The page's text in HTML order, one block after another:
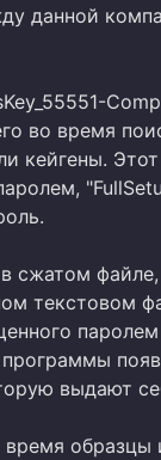
данной
во время
кейгены.
сжатом
текстовом
выдают
время